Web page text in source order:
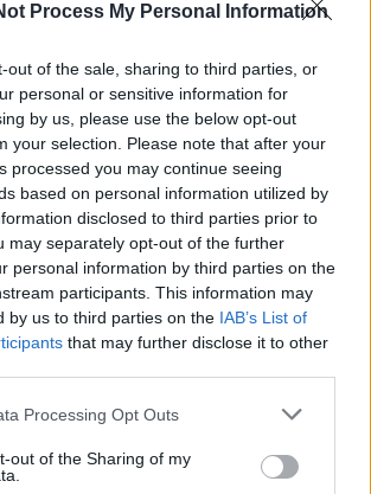
Process My Personal Information
out of the sale, sharing to third parties, or
personal or sensitive information for
by us, please use the below opt-out
your selection. Please note that after your
processed you may continue seeing
based on personal information utilized by
disclosed to third parties prior to
may separately opt-out of the further
personal information by third parties on the
participants. This information may
by us to third parties on the IAB’s List of
that may further disclose it to other
this website/app uses one or more Google
visit or usage behaviour. You may click to
to Google and its third-party tags to
Processing Opt Outs
out of the Sharing of my